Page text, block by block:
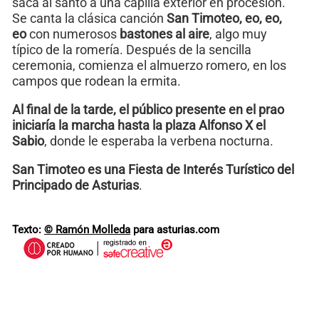
Se canta la clásica canción San Timoteo, eo, eo,
eocon numerosos bastones al aire, algo muy
típico de la romería. Después de la sencilla
ceremonia, comienza el almuerzo romero, en los
campos que rodean la ermita.
Al final de la tarde, el público presente en el prao
iniciaría la marcha hasta la plaza Alfonso X el
Sabio, donde le esperaba la verbena nocturna.
San Timoteo es una Fiesta de Interés Turístico del
Principado de Asturias.
Texto: © Ramón Molleda para asturias.com